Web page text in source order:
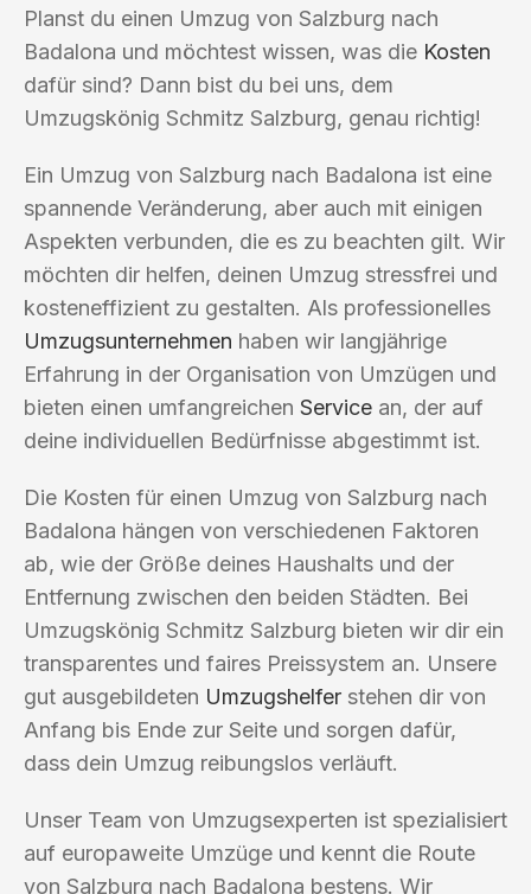
Planst du einen Umzug von Salzburg nach
Badalona und möchtest wissen, was die Kosten
dafür sind? Dann bist du bei uns, dem
Umzugskönig Schmitz Salzburg, genau richtig!
Ein Umzug von Salzburg nach Badalona ist eine
spannende Veränderung, aber auch mit einigen
Aspekten verbunden, die es zu beachten gilt. Wir
möchten dir helfen, deinen Umzug stressfrei und
kosteneffizient zu gestalten. Als professionelles
Umzugsunternehmen haben wir langjährige
Erfahrung in der Organisation von Umzügen und
bieten einen umfangreichen Service an, der auf
deine individuellen Bedürfnisse abgestimmt ist.
Die Kosten für einen Umzug von Salzburg nach
Badalona hängen von verschiedenen Faktoren
ab, wie der Größe deines Haushalts und der
Entfernung zwischen den beiden Städten. Bei
Umzugskönig Schmitz Salzburg bieten wir dir ein
transparentes und faires Preissystem an. Unsere
gut ausgebildeten Umzugshelfer stehen dir von
Anfang bis Ende zur Seite und sorgen dafür,
dass dein Umzug reibungslos verläuft.
Unser Team von Umzugsexperten ist spezialisiert
auf europaweite Umzüge und kennt die Route
von Salzburg nach Badalona bestens. Wir